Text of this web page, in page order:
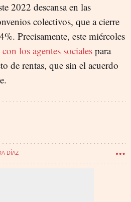
2022 descansa en las
colectivos, que a cierre
Precisamente, este miércoles
los agentes sociales para
de rentas, que sin el acuerdo
DÍAZ